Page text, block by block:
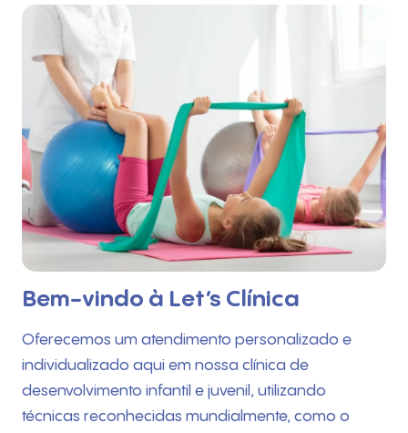
Bem-vindo à Let’s Clínica
Oferecemos um atendimento personalizado e
individualizado aqui em nossa clínica de
desenvolvimento infantil e juvenil, utilizando
técnicas reconhecidas mundialmente, como o